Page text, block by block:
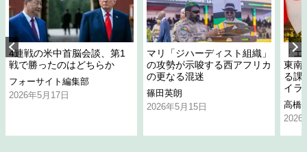
4連戦の米中首脳会談、第1
戦で勝ったのはどちらか
フォーサイト編集部
2026年5月17日
マリ「ジハーディスト組織」
の攻勢が示唆する西アフリカ
の更なる混迷
篠田英朗
2026年5月15日
「
東南
る課
イラ
高橋
2026